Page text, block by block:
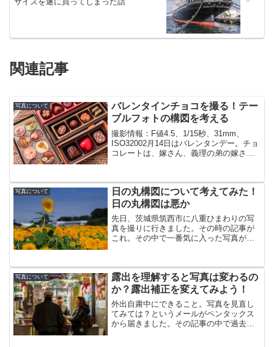
関連記事
写真について
バレンタインチョコを撮る！テー
ブルフォトの構図を考える
撮影情報：F値4.5、1/15秒、31mm、
ISO32002月14日はバレンタンデー。チョ
コレートは、嫁さん、義理の弟の嫁さ
んも義理？細かいことは置いといて、今
回はチョ...
写真について
日の丸構図について考えてみた！
日の丸構図は悪か
先日、茨城県筑西市に八重ひまわりの写
真を撮りに行きました。その時の記事が
これ。その中で一番気に入った写真がこ
咲き誇っている様を表現したかった。 し
かし、思いっきり「日の...
写真について
露出を理解すると写真は変わるの
か？露出補正を変えてみよう！
外出自粛中にできること。写真を見直し
てみては？というメールがペンタックス
から届きました。その記事の中で過去写